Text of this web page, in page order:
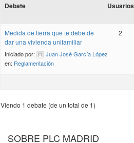
Debate Usuarios
Medida de tierra que te debe de
dar una vivienda unifamiliar
Iniciado por:
Juan José García López
en: Reglamentación
2
Viendo 1 debate (de un total de 1)
SOBRE PLC MADRID